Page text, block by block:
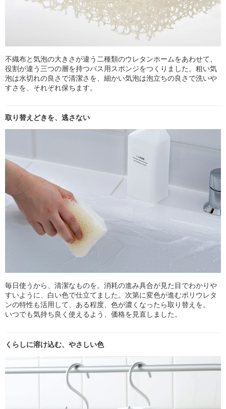
不織布と気泡の大きさが違う二種類のウレタンホームをあわせて、
役割が違う三つの層を持つバス用スポンジをつくりました。粗い気
泡は水切れの良さで清潔さを、細かい気泡は泡立ちの良さで洗いや
すさを、それぞれ保ちます。
取り替えどきを、逃さない
毎日使うから、清潔なものを。消耗の進み具合が見た目でわかりや
すいように、白い色で仕立てました。次第に変色が進むポリウレタ
ンの特性も活用して、ある程度、色が濃くなったら取り替えを。
いつでも気持ち良く使えるよう、価格を見直しました。
くらしに溶け込む、やさしい色